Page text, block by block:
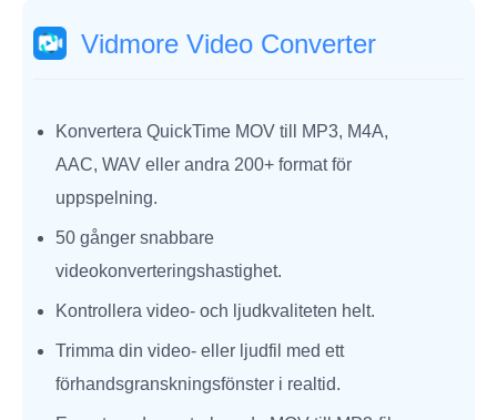
Vidmore Video Converter
Konvertera QuickTime MOV till MP3, M4A,
AAC, WAV eller andra 200+ format för
uppspelning.
50 gånger snabbare
videokonverteringshastighet.
Kontrollera video- och ljudkvaliteten helt.
Trimma din video- eller ljudfil med ett
förhandsgranskningsfönster i realtid.